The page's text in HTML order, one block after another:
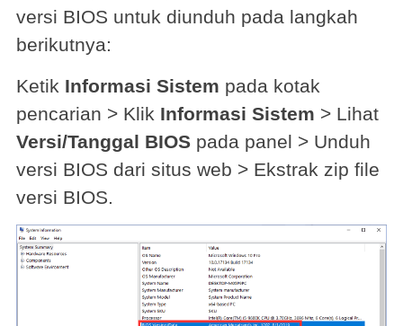
versi BIOS untuk diunduh pada langkah
berikutnya:
Ketik Informasi Sistem pada kotak
pencarian > Klik Informasi Sistem > Lihat
Versi/Tanggal BIOSpada panel > Unduh
versi BIOS dari situs web > Ekstrak zip file
versi BIOS.